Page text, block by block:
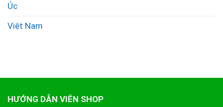
Úc
Việt Nam
HƯỚNG DẪN VIÊN SHOP